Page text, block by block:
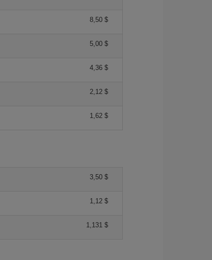
8,50 $
5,00 $
4,36 $
2,12 $
1,62 $
3,50 $
1,12 $
1,131 $